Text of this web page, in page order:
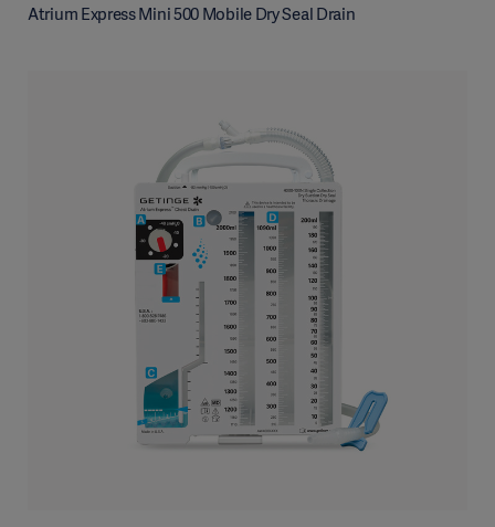
Atrium Express Mini 500 Mobile Dry Seal Drain